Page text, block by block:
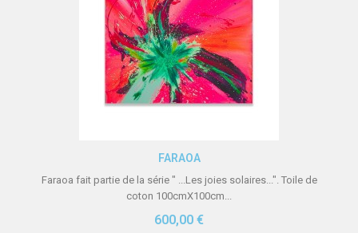
Aperçu rapide
FARAOA
Faraoa fait partie de la série " ...Les joies solaires...". Toile de
coton 100cmX100cm...
600,00 €